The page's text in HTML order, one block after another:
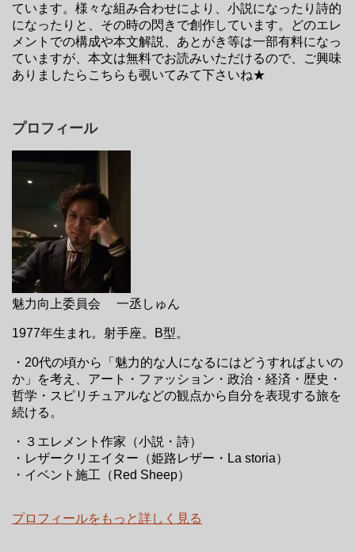
ています。様々な組み合わせにより、小説になったり詩的
になったりと、その時の閃きで創作しています。どのエレ
メントでの構成や本文解説、あとがき等は一部有料になっ
ていますが、本文は無料でお読みいただけるので、ご興味
ありましたらこちらも覗いてみて下さいね★
プロフィール
魅力向上委員会 一丞しゅん
1977年生まれ。射手座。B型。
・20代の頃から「魅力的な人になるにはどうすればよいの
か」を考え、アート・ファッション・政治・経済・歴史・
哲学・スピリチュアルなどの観点から自分を表現する旅を
続ける。
・３エレメント作家（小説・詩）
・レザークリエイター（姫路レザー・La storia）
・イベント施工（Red Sheep）
プロフィールをもっと詳しく見る